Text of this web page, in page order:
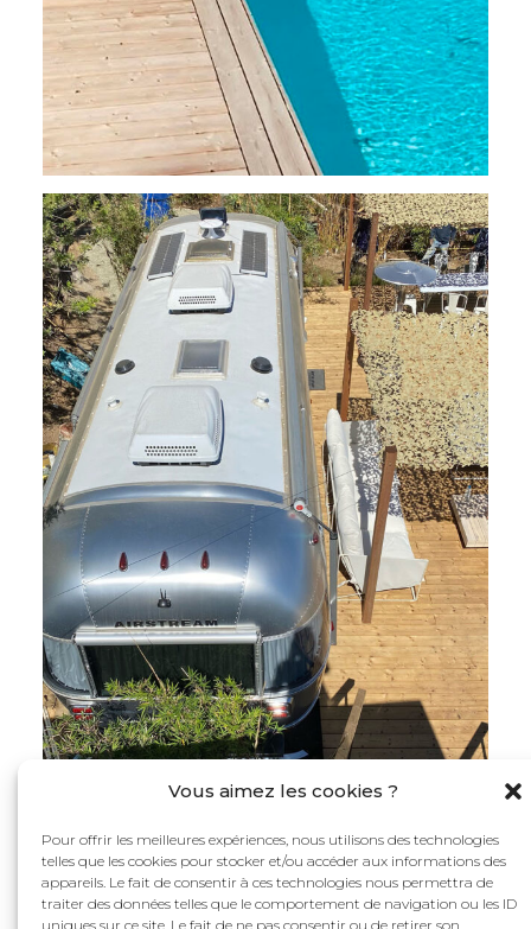
Vous aimez les cookies ?
Pour offrir les meilleures expériences, nous utilisons des technologies
telles que les cookies pour stocker et/ou accéder aux informations des
appareils. Le fait de consentir à ces technologies nous permettra de
traiter des données telles que le comportement de navigation ou les ID
uniques sur ce site. Le fait de ne pas consentir ou de retirer son